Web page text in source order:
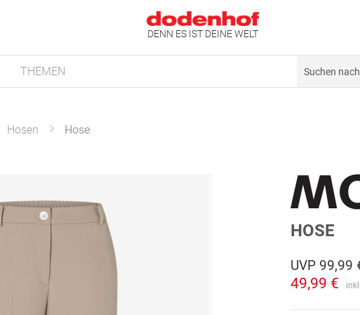
DENN ES IST DEINE WELT
THEMEN
Hosen Hose
HOSE
UVP 99,99
49,99 €